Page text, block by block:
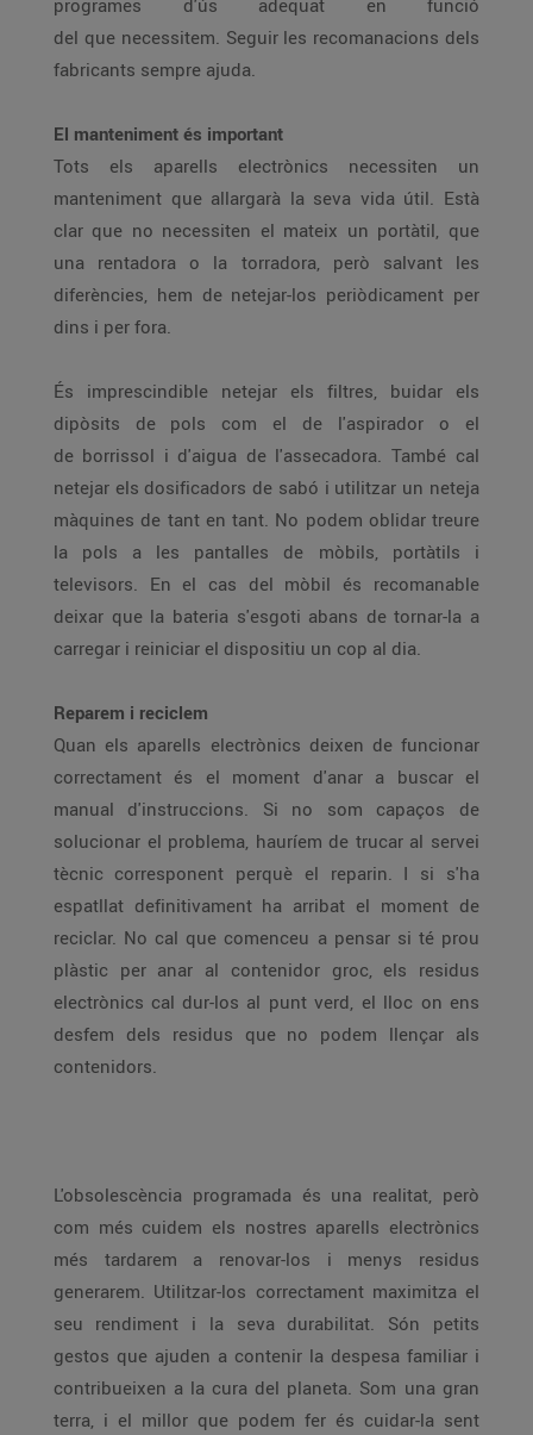
programes d'ús adequat en funció
del que necessitem. Seguir les recomanacions dels
fabricants sempre ajuda.
El manteniment és important
Tots els aparells electrònics necessiten un
manteniment que allargarà la seva vida útil. Està
clar que no necessiten el mateix un portàtil, que
una rentadora o la torradora, però salvant les
diferències, hem de netejar-los periòdicament per
dins i per fora.
És imprescindible netejar els filtres, buidar els
dipòsits de pols com el de l'aspirador o el
de borrissol i d'aigua de l'assecadora. També cal
netejar els dosificadors de sabó i utilitzar un neteja
màquines de tant en tant. No podem oblidar treure
la pols a les pantalles de mòbils, portàtils i
televisors. En el cas del mòbil és recomanable
deixar que la bateria s'esgoti abans de tornar-la a
carregar i reiniciar el dispositiu un cop al dia.
Reparem i reciclem
Quan els aparells electrònics deixen de funcionar
correctament és el moment d'anar a buscar el
manual d'instruccions. Si no som capaços de
solucionar el problema, hauríem de trucar al servei
tècnic corresponent perquè el reparin. I si s'ha
espatllat definitivament ha arribat el moment de
reciclar. No cal que comenceu a pensar si té prou
plàstic per anar al contenidor groc, els residus
electrònics cal dur-los al punt verd, el lloc on ens
desfem dels residus que no podem llençar als
contenidors.
L'obsolescència programada és una realitat, però
com més cuidem els nostres aparells electrònics
més tardarem a renovar-los i menys residus
generarem. Utilitzar-los correctament maximitza el
seu rendiment i la seva durabilitat. Són petits
gestos que ajuden a contenir la despesa familiar i
contribueixen a la cura del planeta. Som una gran
terra, i el millor que podem fer és cuidar-la sent